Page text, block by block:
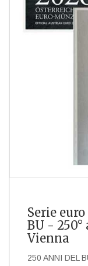
Serie
BU -
Vienna
250 ANNI DEL